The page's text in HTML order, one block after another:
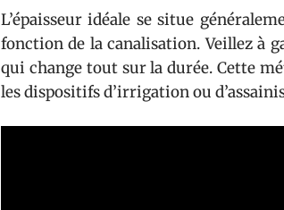
L’épaisseur idéale se situe
fonction de la canalisation. Veillez à
qui change tout sur la durée. Cette
les dispositifs d’irrigation ou